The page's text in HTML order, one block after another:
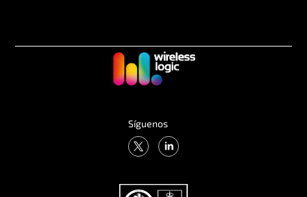
Síguenos